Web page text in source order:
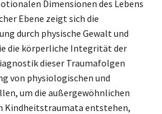
Dimensionen des Lebens
Ebene zeigt sich die
durch physische Gewalt und
die körperliche Integrität der
dieser Traumafolgen
von physiologischen und
um die außergewöhnlichen
Kindheitstraumata entstehen,